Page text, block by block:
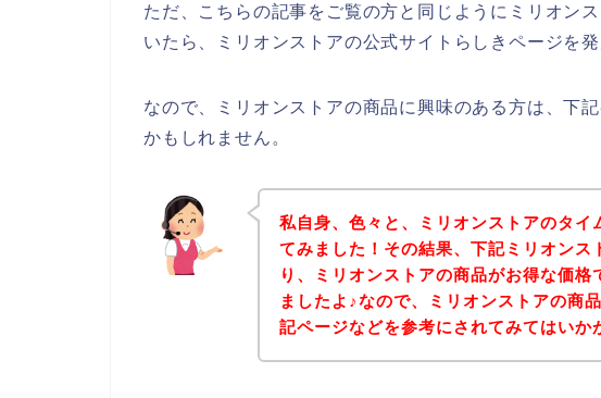
ただ、こちらの記事をご覧の方と同じようにミリオン
いたら、ミリオンストアの公式サイトらしきページを
なので、ミリオンストアの商品に興味のある方は、下
かもしれません。
私自身、色々と、ミリオンストアのタイ
てみました！その結果、下記ミリオンス
り、ミリオンストアの商品がお得な価格
ましたよ♪なので、ミリオンストアの商
記ページなどを参考にされてみてはいか